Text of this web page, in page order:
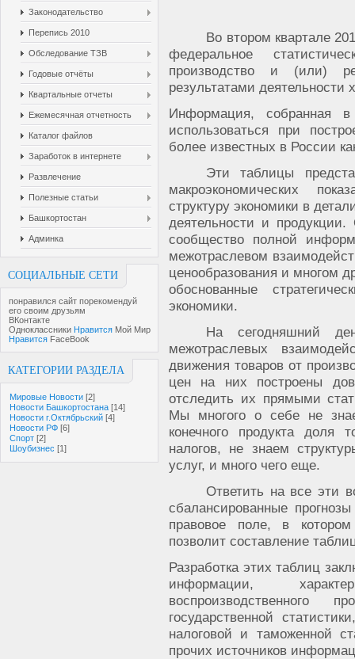
Законодательство
Перепись 2010
Обследование ТЗВ
Годовые отчёты
Квартальные отчеты
Ежемесячная отчетность
Каталог файлов
Заработок в интернете
Развлечение
Полезные статьи
Башкортостан
Админка
СОЦИАЛЬНЫЕ СЕТИ
понравился сайт порекомендуй
его своим друзьям
ВКонтакте
Одноклассники Нравится Мой Мир
Нравится FaceBook
КАТЕГОРИИ РАЗДЕЛА
Мировые Новости [2]
Новости Башкортостана [14]
Новости г.Октябрьский [4]
Новости РФ [6]
Спорт [2]
Шоубизнес [1]
Во втором квартале
федеральное
производство и (или)
результатами
Информация, собранная в
использоваться при
более известных в России
Эти таблицы
макроэкономических
структуру экономики в
деятельности и
сообщество полной
межотраслевом
ценообразования и многом
обоснованные
экономики.
На сегодняшний
межотраслевых
движения товаров от
цен на них построены
отследить их прямыми
Мы многого о себе не
конечного продукта доля
налогов, не знаем
услуг, и много чего еще.
Ответить на все эти
сбалансированные
правовое поле, в
позволит составление
Разработка этих таблиц
информации,
воспроизводственного
государственной
налоговой и таможенной
прочих источников